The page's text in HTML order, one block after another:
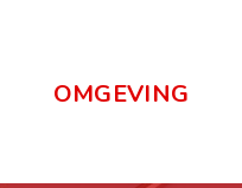
OMGEVING